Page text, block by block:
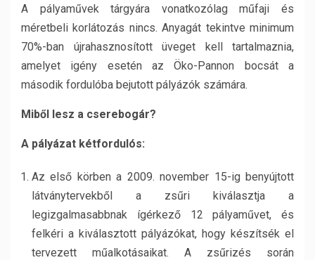
A pályaművek tárgyára vonatkozólag műfaji és
méretbeli korlátozás nincs. Anyagát tekintve minimum
70%-ban újrahasznosított üveget kell tartalmaznia,
amelyet igény esetén az Öko-Pannon bocsát a
második fordulóba bejutott pályázók számára.
Miből lesz a cserebogár?
A pályázat kétfordulós:
Az első körben a 2009. november 15-ig benyújtott
látványtervekből a zsűri kiválasztja a
legizgalmasabbnak ígérkező 12 pályaművet, és
felkéri a kiválasztott pályázókat, hogy készítsék el
tervezett műalkotásaikat. A zsűrizés során